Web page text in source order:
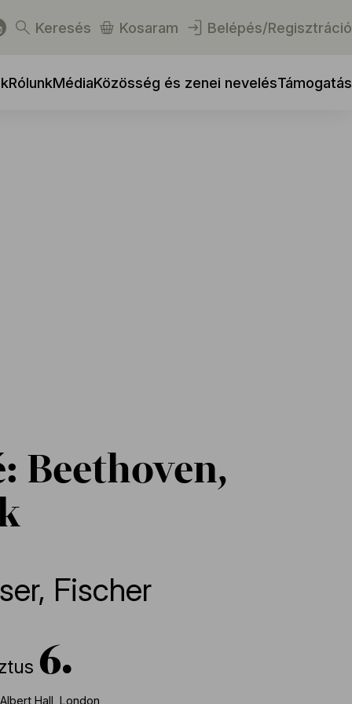
Keresés Kosaram Belépés/Regisztráció
RólunkMédiaKözösség és zenei nevelésTámogatás
Beethoven,
, Fischer
6
Hall, London